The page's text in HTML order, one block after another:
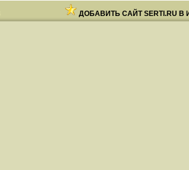
ДОБАВИТЬ САЙТ SERTI.RU